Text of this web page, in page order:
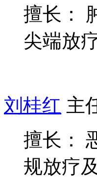
擅长：
尖端放
刘桂红 主
擅长：
规放疗